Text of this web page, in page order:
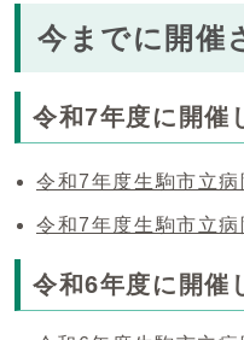
今までに開催
令和7年度に開催
令和7年度生駒市立
令和7年度生駒市立
令和6年度に開催